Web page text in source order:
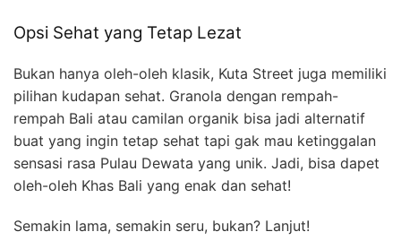
Opsi Sehat yang Tetap Lezat
Bukan hanya oleh-oleh klasik, Kuta Street juga memiliki
pilihan kudapan sehat. Granola dengan rempah-
rempah Bali atau camilan organik bisa jadi alternatif
buat yang ingin tetap sehat tapi gak mau ketinggalan
sensasi rasa Pulau Dewata yang unik. Jadi, bisa dapet
oleh-oleh Khas Bali yang enak dan sehat!
Semakin lama, semakin seru, bukan? Lanjut!